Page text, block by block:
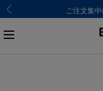
ご注文集